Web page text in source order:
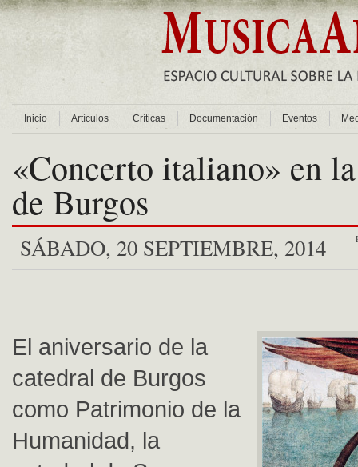
Inicio Artículos Críticas Documentación Eventos
«Concerto italiano» en
de Burgos
SÁBADO, 20 SEPTIEMBRE, 2014
El aniversario de la
catedral de Burgos
como Patrimonio de la
Humanidad, la